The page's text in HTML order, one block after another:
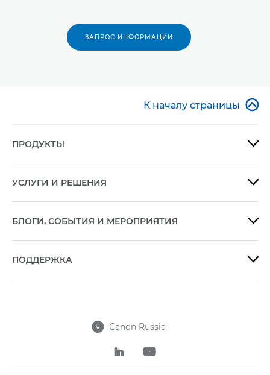
ЗАПРОС ИНФОРМАЦИИ
К началу страницы 
ПРОДУКТЫ 
УСЛУГИ И РЕШЕНИЯ 
БЛОГИ, СОБЫТИЯ И МЕРОПРИЯТИЯ 
ПОДДЕРЖКА 
 Canon Russia
 